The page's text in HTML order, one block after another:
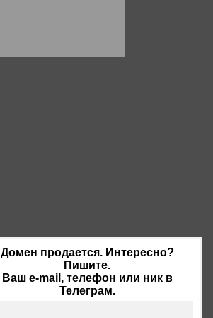
Домен продается. Интересно?
Пишите.
Ваш e-mail, телефон или ник в
Телеграм.